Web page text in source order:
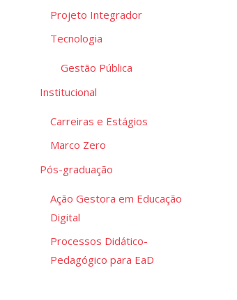
Projeto Integrador
Tecnologia
Gestão Pública
Institucional
Carreiras e Estágios
Marco Zero
Pós-graduação
Ação Gestora em Educação
Digital
Processos Didático-
Pedagógico para EaD